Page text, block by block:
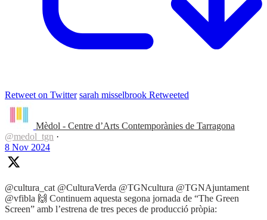
Retweet on Twitter sarah misselbrook Retweeted
Mèdol - Centre d’Arts Contemporànies de Tarragona
@medol_tgn ·
8 Nov 2024
@cultura_cat @CulturaVerda @TGNcultura @TGNAjuntament
@vfibla 🙌 Continuem aquesta segona jornada de “The Green
Screen” amb l’estrena de tres peces de producció pròpia: